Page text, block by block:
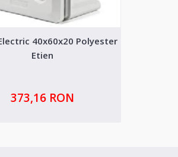
40x60x20 Polyester
Etien
373,16 RON